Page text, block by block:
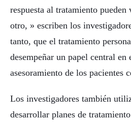
respuesta al tratamiento
otro, » escriben los
tanto, que el tratamiento
desempeñar un papel central
asesoramiento de los pacientes
Los investigadores también
desarrollar planes de